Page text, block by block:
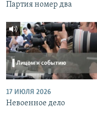
Партия номер два
17 ИЮЛЯ 2026
Невоенное дело